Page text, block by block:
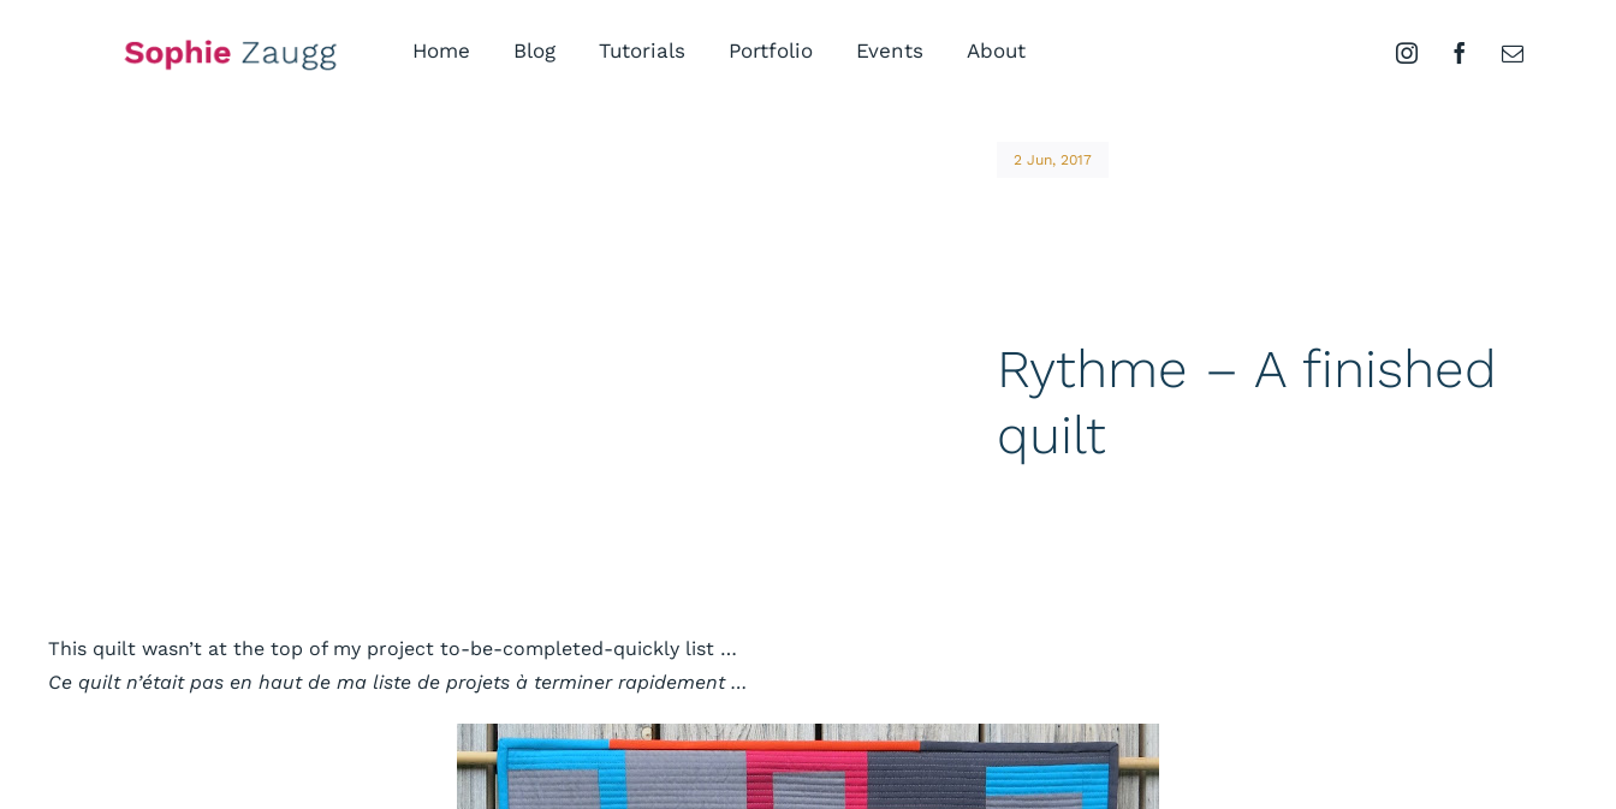
Home Blog Tutorials Portfolio Events About
2 Jun, 2017
Rythme – A finished
quilt
This quilt wasn’t at the top of my project to-be-completed-quickly list …
Ce quilt n’était pas en haut de ma liste de projets à terminer rapidement …